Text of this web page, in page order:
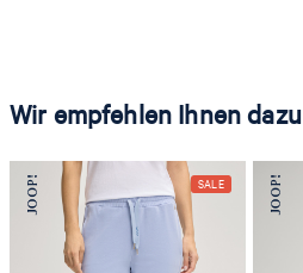
Wir empfehlen Ihnen dazu